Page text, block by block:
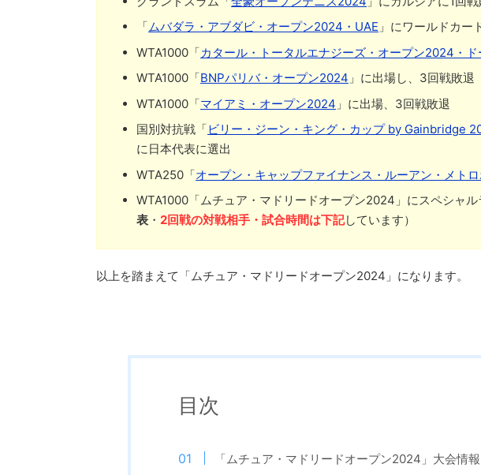
「ムバダラ・アブダビ・オープン2024・UAE 」にワールドカー
WTA1000「カタール・トータルエナジーズ・オープン2024・ド
WTA1000「BNPパリバ・オープン2024 」に出場し、3回戦敗退
WTA1000「マイアミ・オープン2024 」に出場、3回戦敗退
国別対抗戦「ビリー・ジーン・キング・カップ by Gainbridge
に日本代表に選出
WTA250「オープン・キャップファイナンス・ルーアン・メト
WTA1000「ムチュア・マドリードオープン2024」にスペシャ
表 ・ 2回戦の対戦相手・試合時間は下記しています）
以上を踏まえて「ムチュア・マドリードオープン2024」になります。
目次
「ムチュア・マドリードオープン2024」大会情報